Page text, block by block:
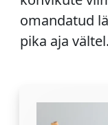
omandatud
pika aja vältel.